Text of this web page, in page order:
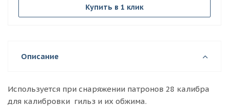
Купить в 1 клик
Описание
Используется при снаряжении патронов 28 калибра
для калибровки гильз и их обжима.